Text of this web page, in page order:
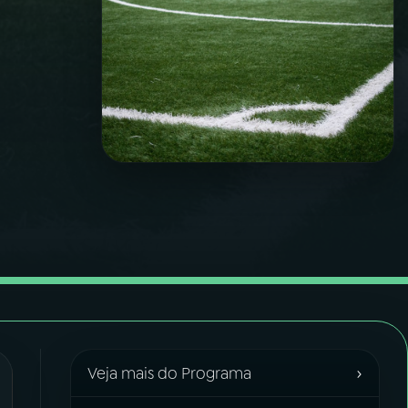
Veja mais do Programa ›